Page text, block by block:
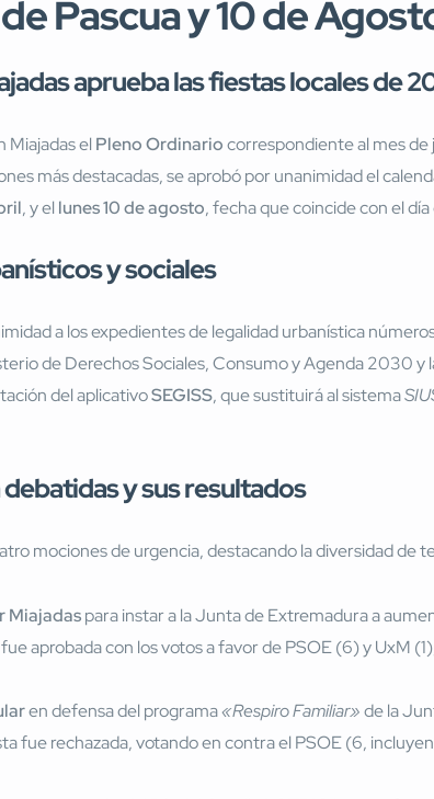
Pascua y 10 de
aprueba las fiestas locales de
Miajadas elPleno Ordinariocorrespondiente al mes
más destacadas, se aprobó por unanimidad el
, y ellunes 10 de agosto, fecha que coincide con el
y sociales
a los expedientes de legalidad urbanística
de Derechos Sociales, Consumo y Agenda 2030
del aplicativoSEGISS, que sustituirá al sistema
y sus resultados
mociones de urgencia, destacando la diversidad de
Miajadaspara instar a la Junta de Extremadura a
aprobada con los votos a favor de PSOE (6) y UxM
en defensa del programa«Respiro Familiar»de la
fue rechazada, votando en contra el PSOE (6,